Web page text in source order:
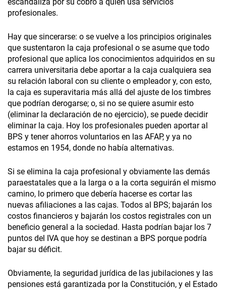
profesionales.
Hay que sincerarse: o se vuelve a los principios originales
que sustentaron la caja profesional o se asume que todo
profesional que aplica los conocimientos adquiridos en su
carrera universitaria debe aportar a la caja cualquiera sea
su relación laboral con su cliente o empleador y, con esto,
la caja es superavitaria más allá del ajuste de los timbres
que podrían derogarse; o, si no se quiere asumir esto
(eliminar la declaración de no ejercicio), se puede decidir
eliminar la caja. Hoy los profesionales pueden aportar al
BPS y tener ahorros voluntarios en las AFAP, y ya no
estamos en 1954, donde no había alternativas.
Si se elimina la caja profesional y obviamente las demás
paraestatales que a la larga o a la corta seguirán el mismo
camino, lo primero que debería hacerse es cortar las
nuevas afiliaciones a las cajas. Todos al BPS; bajarán los
costos financieros y bajarán los costos registrales con un
beneficio general a la sociedad. Hasta podrían bajar los 7
puntos del IVA que hoy se destinan a BPS porque podría
bajar su déficit.
Obviamente, la seguridad jurídica de las jubilaciones y las
pensiones está garantizada por la Constitución, y el Estado